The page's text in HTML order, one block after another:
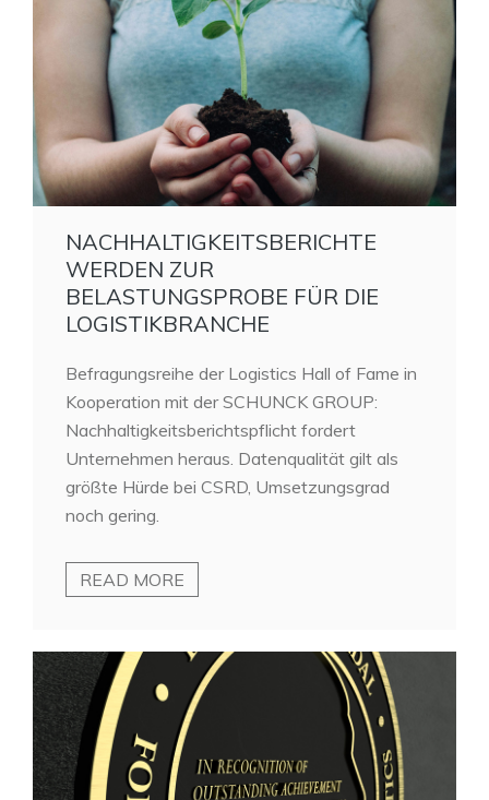
NACHHALTIGKEITSBERICHTE
WERDEN ZUR
BELASTUNGSPROBE FÜR DIE
LOGISTIKBRANCHE
Befragungsreihe der Logistics Hall of Fame in
Kooperation mit der SCHUNCK GROUP:
Nachhaltigkeitsberichtspflicht fordert
Unternehmen heraus. Datenqualität gilt als
größte Hürde bei CSRD, Umsetzungsgrad
noch gering.
READ MORE